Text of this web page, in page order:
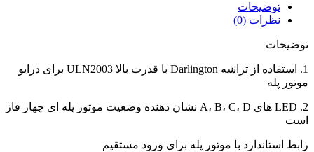
توضیحات
نظرات (0)
توضیحات
1. استفاده از تراشه Darlington با قدرت بالا ULN2003 برای درایو
موتور پله
2. LED های A، B، C، D نشان دهنده وضعیت موتور پله ای چهار فاز
است
رابط استاندارد با موتور پله برای ورود مستقیم